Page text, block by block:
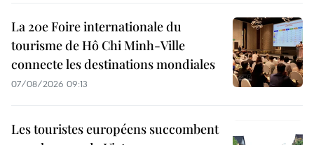
La 20e Foire internationale du
tourisme de Hô Chi Minh-Ville
connecte les destinations mondiales
07/08/2026 09:13
Les touristes européens succombent